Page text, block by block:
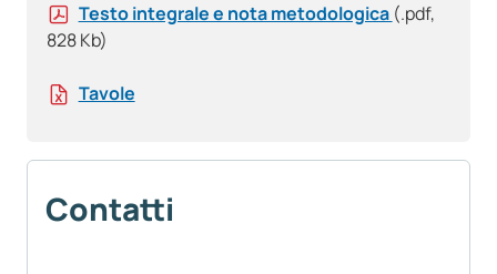
Testo integrale e nota metodologica (.pdf,
828 Kb)
Tavole
Contatti